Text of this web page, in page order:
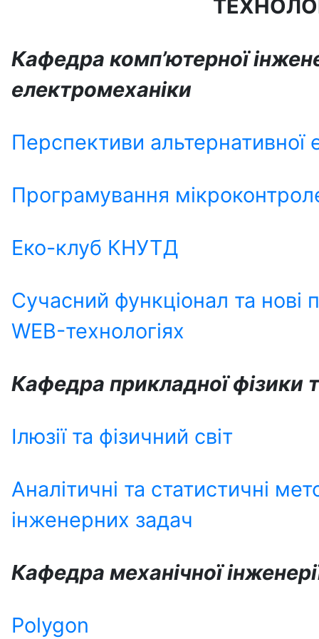
Кафедра комп’ютерної
електромеханіки
Перспективи альтернативної
Програмування
Еко-клуб КНУТД
Сучасний функціонал та нові
WEB-технологіях
Кафедра прикладної фізики
Ілюзії та фізичний світ
Аналітичні та статистичні
інженерних задач
Кафедра механічної
Polygon